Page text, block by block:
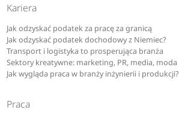
Kariera
Jak odzyskać podatek za pracę za granicą
Jak odzyskać podatek dochodowy z Niemiec?
Transport i logistyka to prosperująca branża
Sektory kreatywne: marketing, PR, media, moda
Jak wygląda praca w branży inżynierii i produkcji?
Praca